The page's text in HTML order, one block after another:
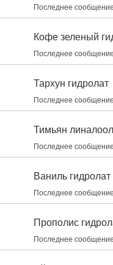
Последнее
Кофе зеленый
Последнее
Тархун гидролат
Последнее
Тимьян
Последнее
Ваниль гидролат
Последнее
Прополис
Последнее